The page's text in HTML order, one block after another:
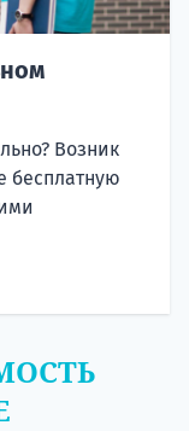
Возник
бесплатную